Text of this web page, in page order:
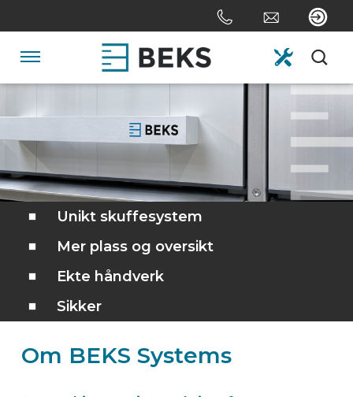
to
Jump
the
navigation
OM OSS
SYSTEMER
SKREDDERSYDD
SEKTORER
Unikt skuffesystem
Mer plass og oversikt
Ekte håndverk
Sikker
Om BEKS Systems